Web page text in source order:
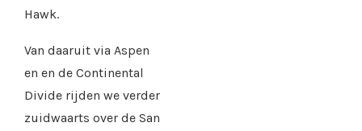
Hawk.
Van daaruit via Aspen
en en de Continental
Divide rijden we verder
zuidwaarts over de San